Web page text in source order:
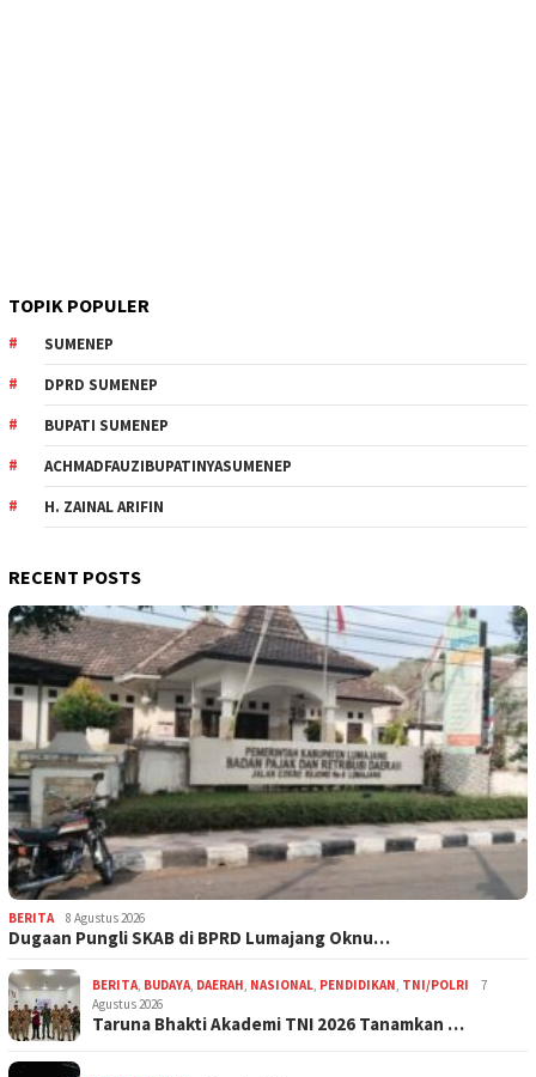
TOPIK POPULER
SUMENEP
DPRD SUMENEP
BUPATI SUMENEP
ACHMADFAUZIBUPATINYASUMENEP
H. ZAINAL ARIFIN
RECENT POSTS
BERITA 8 Agustus 2026
Dugaan Pungli SKAB di BPRD Lumajang Oknu…
BERITA, BUDAYA, DAERAH, NASIONAL, PENDIDIKAN, TNI/POLRI
7
Agustus 2026
Taruna Bhakti Akademi TNI 2026 Tanamkan …